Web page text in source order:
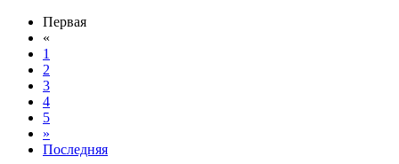
Первая
«
1
2
3
4
5
»
Последняя